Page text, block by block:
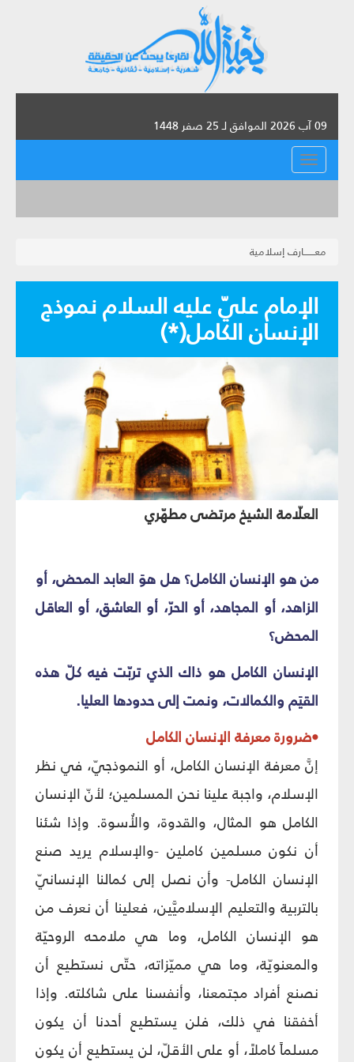
09 آب 2026 الموافق لـ 25 صفر 1448
القائمة
معـــــــارف إسلامية
الإمام عليّ عليه السلام نموذج
الإنسان الكامل(*)
العلّامة الشيخ مرتضى مطهّري
من هو الإنسان الكامل؟ هل هوَ العابد المحض، أو
الزاهد، أو المجاهد، أو الحرّ، أو العاشق، أو العاقل
المحض؟
الإنسان الكامل هو ذاك الذي تربّت فيه كلّ هذه
القيَم والكمالات، ونمت إلى حدودها العليا.
•ضرورة معرفة الإنسان الكامل
إنَّ معرفة الإنسان الكامل، أو النموذجيّ، في نظر
الإسلام، واجبة علينا نحن المسلمين؛ لأنّ الإنسان
الكامل هو المثال، والقدوة، والأُسوة. وإذا شئنا
أن نكون مسلمين كاملين -والإسلام يريد صنع
الإنسان الكامل- وأن نصل إلى كمالنا الإنسانيّ
بالتربية والتعليم الإسلاميَّين، فعلينا أن نعرف من
هو الإنسان الكامل، وما هي ملامحه الروحيّة
والمعنويّة، وما هي مميّزاته، حتّى نستطيع أن
نصنع أفراد مجتمعنا، وأنفسنا على شاكلته. وإذا
أخفقنا في ذلك، فلن يستطيع أحدنا أن يكون
مسلماً كاملاً، أو على الأقلّ، لن يستطيع أن يكون